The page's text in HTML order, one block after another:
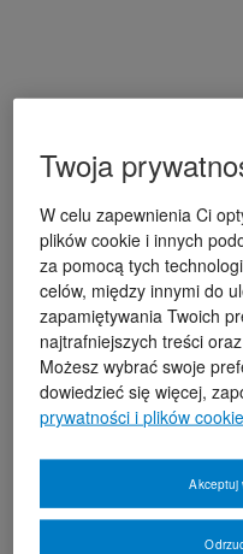
Twoja
W celu zapewnienia Ci
plików cookie i innych
za pomocą tych
celów, między innymi do
zapamiętywania Twoich
najtrafniejszych treści
Możesz wybrać swoje
dowiedzieć się więcej,
prywatności i plików
Akceptuj